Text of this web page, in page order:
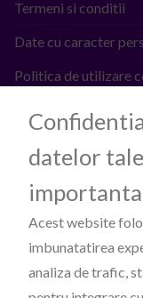
Termeni si conditii
Date cu caracter
Politica de utilizare
PROCESATOARE
datelor
Acest website
imbunatatirea
analiza de trafic,